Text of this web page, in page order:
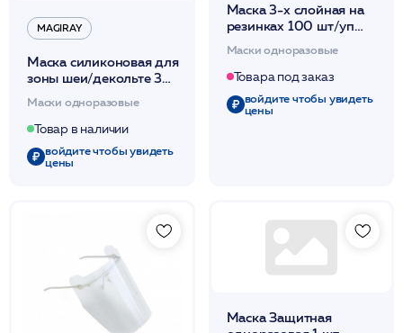
MAGIRAY
Маска силиконовая для
зоны шеи/декольте 3
шт /Magiray
Маски одноразовые
Товар в наличии
войдите чтобы увидеть
цены
Маска 3-х слойная на
резинках 100 шт/уп
(черная-голубая) /
Чистовье
Маски одноразовые
Товара под заказ
войдите чтобы увидеть
цены
Маска Защитная